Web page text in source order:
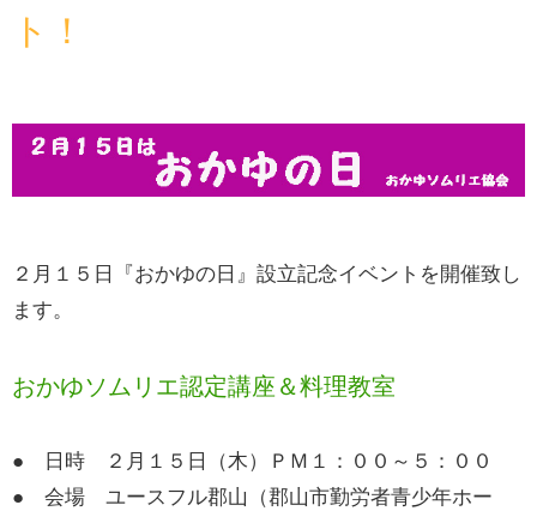
ト！
２月１５日『おかゆの日』設立記念イベントを開催致し
ます。
おかゆソムリエ認定講座＆料理教室
● 日時 ２月１５日（木）ＰＭ１：００～５：００
● 会場 ユースフル郡山（郡山市勤労者青少年ホー